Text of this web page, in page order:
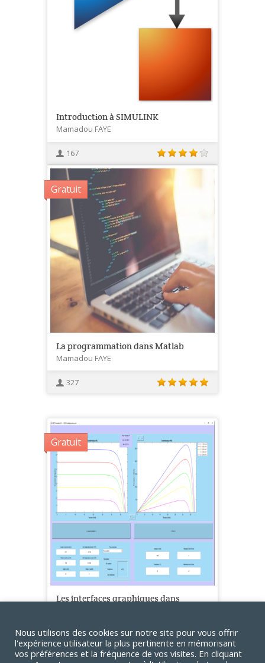
Introduction à SIMULINK
Mamadou FAYE
167
Gratuit
La programmation dans Matlab
Mamadou FAYE
327
Gratuit
Les interfaces graphiques dans
221
Nous utilisons des cookies sur notre site pour vous offrir
l'expérience utilisateur la plus pertinente en mémorisant
vos préférences et la fréquence de vos visites. En cliquant